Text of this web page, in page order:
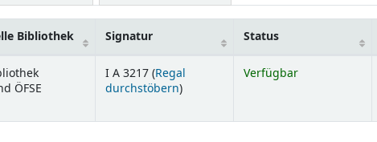
Bibliothek Signatur Status
ÖFSE
I A 3217 (Regal
durchstöbern(Öffnet sich unterhalb)
)
Verfügbar